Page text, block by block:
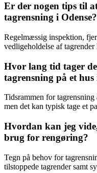
Er der nogen tips til
tagrensning i Odense?
Regelmæssig inspektion,
vedligeholdelse af
Hvor lang tid tager
tagrensning på et hus
Tidsrammen for
men det kan typisk tage et
Hvordan kan jeg
brug for rengøring?
Tegn på behov for
tilstoppede tagrender samt